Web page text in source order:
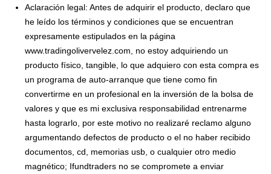
Aclaración legal: Antes de adquirir el producto, declaro que
he leído los términos y condiciones que se encuentran
expresamente estipulados en la página
www.tradingolivervelez.com, no estoy adquiriendo un
producto físico, tangible, lo que adquiero con esta compra es
un programa de auto-arranque que tiene como fin
convertirme en un profesional en la inversión de la bolsa de
valores y que es mi exclusiva responsabilidad entrenarme
hasta lograrlo, por este motivo no realizaré reclamo alguno
argumentando defectos de producto o el no haber recibido
documentos, cd, memorias usb, o cualquier otro medio
magnético; Ifundtraders no se compromete a enviar